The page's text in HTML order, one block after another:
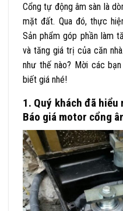
Cổng tự động âm sàn là
mặt đất. Qua đó, thực
Sản phẩm góp phần làm
và tăng giá trị của căn
như thế nào? Mời các
biết giá nhé!
1. Quý khách đã
Báo giá motor cổng